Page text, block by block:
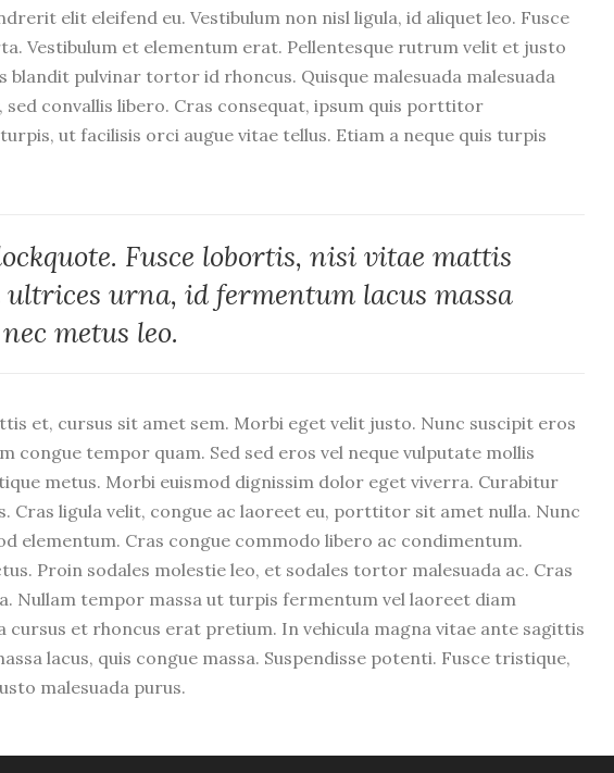
elit eleifend eu. Vestibulum non nisl ligula, id aliquet leo. Fusce
Vestibulum et elementum erat. Pellentesque rutrum velit et justo
blandit pulvinar tortor id rhoncus. Quisque malesuada malesuada
convallis libero. Cras consequat, ipsum quis porttitor
ut facilisis orci augue vitae tellus. Etiam a neque quis turpis
Fusce lobortis, nisi vitae mattis
urna, id fermentum lacus massa
metus leo.
et, cursus sit amet sem. Morbi eget velit justo. Nunc suscipit eros
congue tempor quam. Sed sed eros vel neque vulputate mollis
metus. Morbi euismod dignissim dolor eget viverra. Curabitur
Cras ligula velit, congue ac laoreet eu, porttitor sit amet nulla. Nunc
elementum. Cras congue commodo libero ac condimentum.
Proin sodales molestie leo, et sodales tortor malesuada ac. Cras
Nullam tempor massa ut turpis fermentum vel laoreet diam
cursus et rhoncus erat pretium. In vehicula magna vitae ante sagittis
lacus, quis congue massa. Suspendisse potenti. Fusce tristique,
malesuada purus.